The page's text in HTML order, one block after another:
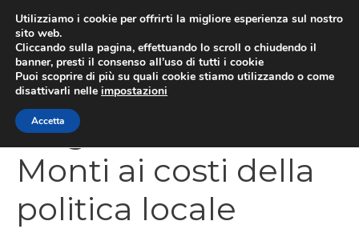
contenuto
I tagli del Governo
Monti ai costi della
politica locale
Utilizziamo i cookie per offrirti la migliore esperienza sul nostro
sito web.
Cliccando sulla pagina, effettuando lo scroll o chiudendo il
banner, presti il consenso all’uso di tutti i cookie
Puoi scoprire di più su quali cookie stiamo utilizzando o come
disattivarli nelle impostazioni
Accetta